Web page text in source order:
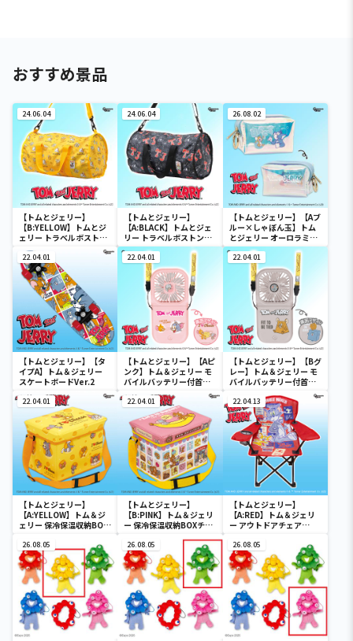
おすすめ景品
24.06.04
【トムとジェリー】
【B:YELLOW】トムとジ
ェリー トラベルボストン
バック
24.06.04
【トムとジェリー】
【A:BLACK】トムとジェ
リー トラベルボストンバ
ック
26.08.02
【トムとジェリー】【Aブ
ルー×しゃぼん玉】トム
とジェリー オーロラミニ
ポーチ
22.04.01
【トムとジェリー】【タ
イプA】トム＆ジェリー
スケートボードVer.2
22.04.01
【トムとジェリー】【Aピ
ンク】トム＆ジェリー モ
バイルバッテリー付首か
22.04.01
【トムとジェリー】【Bグ
レー】トム＆ジェリー モ
バイルバッテリー付首か
22.04.01
【トムとジェリー】
【A:YELLOW】トム＆ジ
ェリー 保冷保温収納BOX
22.04.01
【トムとジェリー】
【B:PINK】トム＆ジェリ
ー 保冷保温収納BOXチェ
22.04.13
【トムとジェリー】
【A:RED】トム＆ジェリ
ー アウトドアチェア
26.08.05 26.08.05 26.08.05